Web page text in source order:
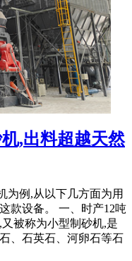
,出料超越天然
为例,从以下几方面为用
款设备。 一、时产12吨
被称为小型制砂机,是
、石英石、河卵石等石